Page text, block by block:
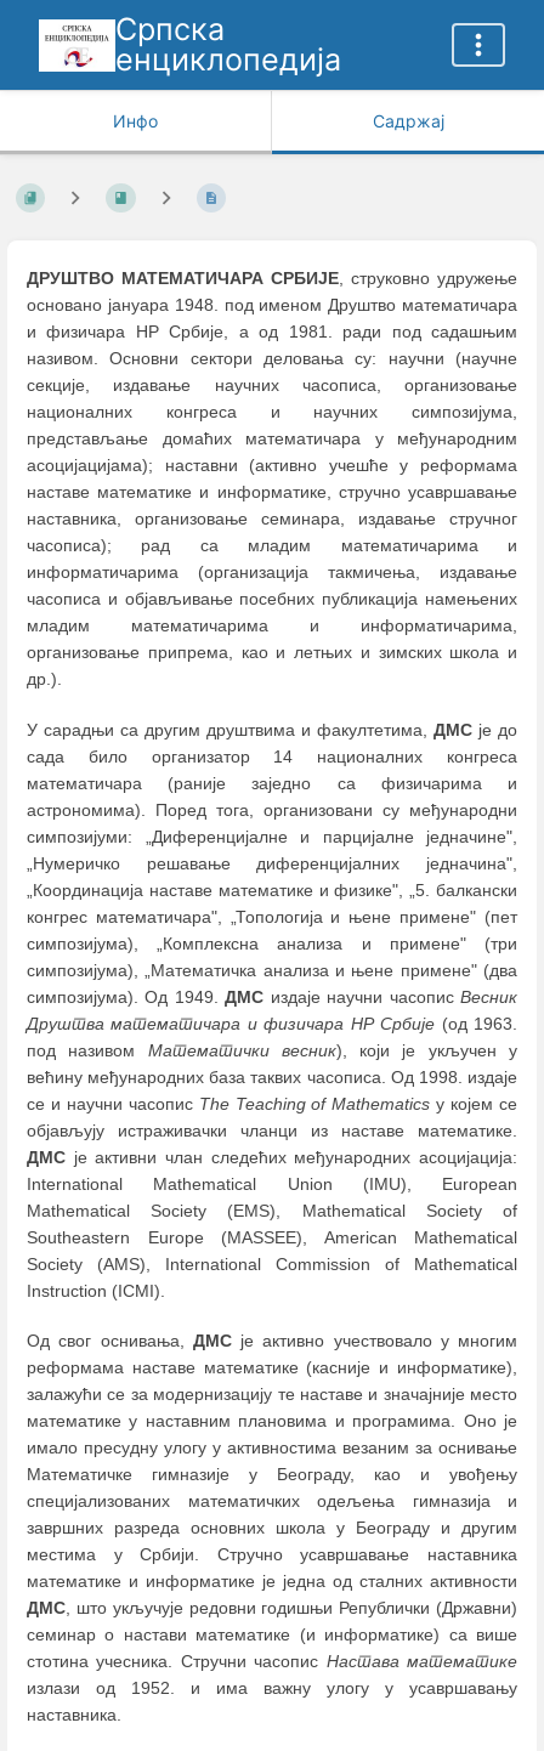
Српска
енциклопедија
Инфо Садржај
ДРУШТВО МАТЕМАТИЧАРА СРБИЈЕ, струковно удружење
основано јануара 1948. под именом Друштво математичара
и физичара НР Србије, а од 1981. ради под садашњим
називом. Основни сектори деловања су: научни (научне
секције, издавање научних часописа, организовање
националних конгреса и научних симпозијума,
представљање домаћих математичара у међународним
асоцијацијама); наставни (активно учешће у реформама
наставе математике и информатике, стручно усавршавање
наставника, организовање семинара, издавање стручног
часописа); рад са младим математичарима и
информатичарима (организација такмичења, издавање
часописа и објављивање посебних публикација намењених
младим математичарима и информатичарима,
организовање припрема, као и летњих и зимских школа и
др.).
У сарадњи са другим друштвима и факултетима, ДМС је до
сада било организатор 14 националних конгреса
математичара (раније заједно са физичарима и
астрономима). Поред тога, организовани су међународни
симпозијуми: „Диференцијалне и парцијалне једначине",
„Нумеричко решавање диференцијалних једначина",
„Координација наставе математике и физике", „5. балкански
конгрес математичара", „Топологија и њене примене" (пет
симпозијума), „Комплексна анализа и примене" (три
симпозијума), „Математичка анализа и њене примене" (два
симпозијума). Од 1949.ДМС издаје научни часописВесник
Друштва математичара и физичара НР Србије (од 1963.
под називом Математички весник), који је укључен у
већину међународних база таквих часописа. Од 1998. издаје
се и научни часопис The Teaching of Mathematics у којем се
објављују истраживачки чланци из наставе математике.
ДМС је активни члан следећих међународних асоцијација:
International Mathematical Union (IMU), European
Mathematical Society (EMS), Mathematical Society of
Southeastern Europe (MASSEE), American Mathematical
Society (AMS), International Commission of Mathematical
Instruction (ICMI).
Од свог оснивања, ДМСје активно учествовало у многим
реформама наставе математике (касније и информатике),
залажући се за модернизацију те наставе и значајније место
математике у наставним плановима и програмима. Оно је
имало пресудну улогу у активностима везаним за оснивање
Математичке гимназије у Београду, као и увођењу
специјализованих математичких одељења гимназија и
завршних разреда основних школа у Београду и другим
местима у Србији. Стручно усавршавање наставника
математике и информатике је једна од сталних активности
ДМС , што укључује редовни годишњи Републички (Државни)
семинар о настави математике (и информатике) са више
стотина учесника. Стручни часопис Настава математике
излази од 1952. и има важну улогу у усавршавању
наставника.